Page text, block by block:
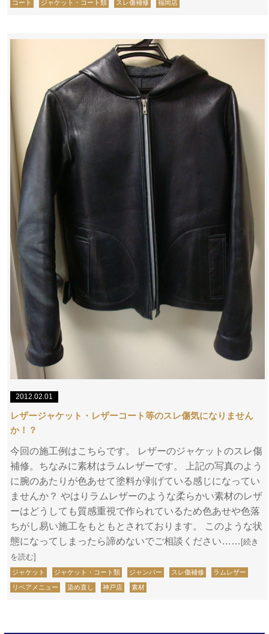
コート ジャケット・コート類 スレ傷補修 福岡店
2012.02.01
レザージャケット・レザーコート等のスレ傷気になりません
か！？
今回の施工例はこちらです。 レザーのジャケットのスレ傷
補修。ちなみに素材はラムレザーです。 上記の写真のよう
に腕のあたりが色あせて塗料が剥げている感じになってい
ませんか？ やはりラムレザーのような柔らかい素材のレザ
ーはどうしても質感重視で作られているため色あせや色落
ちがし易い施工をもともとされております。 このような状
態になってしまったら諦めないでご相談ください…… [続き
を読む]
ジャケット ジャケット・コート類 ジャンパー スレ傷補修 ラムレザー
リペアメニュー 染め直し 神戸店 素材